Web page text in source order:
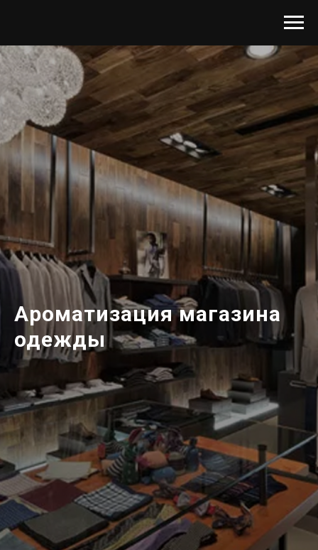
Ароматизация магазина
одежды